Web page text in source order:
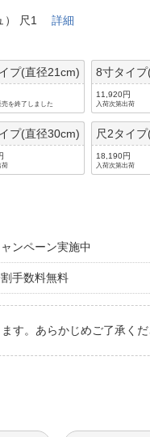
お問合せ
ュ） 尺1詳細
プ(直径21cm)
売を終了しました
8寸タイ
11,920円
入荷次第出荷
プ(直径30cm)
荷
尺2タイ
18,190円
入荷次第出荷
ンペーン実施中
手数料無料
す。あらかじめご了承くだ